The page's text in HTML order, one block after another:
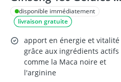
Vegan, Sans Gluten,
5550mg/Jour
disponible immédiatement
livraison gratuite
apport en énergie et vitalité
grâce aux ingrédients actifs
comme la Maca noire et
l'arginine